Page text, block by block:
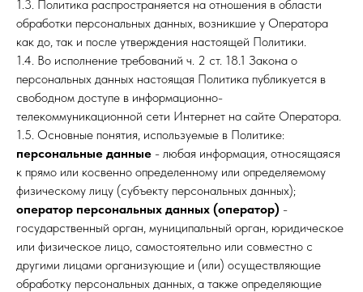
1.3. Политика распространяется на отношения в области
обработки персональных данных, возникшие у Оператора
как до, так и после утверждения настоящей Политики.
1.4. Во исполнение требований ч. 2 ст. 18.1 Закона о
персональных данных настоящая Политика публикуется в
свободном доступе в информационно-
телекоммуникационной сети Интернет на сайте Оператора.
1.5. Основные понятия, используемые в Политике:
персональные данные - любая информация, относящаяся
к прямо или косвенно определенному или определяемому
физическому лицу (субъекту персональных данных);
оператор персональных данных (оператор) -
государственный орган, муниципальный орган, юридическое
или физическое лицо, самостоятельно или совместно с
другими лицами организующие и (или) осуществляющие
обработку персональных данных, а также определяющие